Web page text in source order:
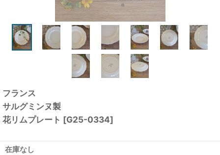
フランス
サルグミンヌ製
花リムプレート [G25-0334]
在庫なし